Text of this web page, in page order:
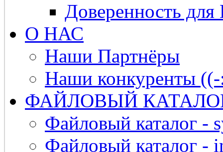
Доверенность
О НАС
Наши Партнёры
Наши конкуренты
ФАЙЛОВЫЙ
Файловый каталог -
Файловый каталог -